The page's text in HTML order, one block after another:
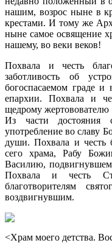
нашим, возрос ныне в
крестами. И тому же
ныне самое освящение
нашему, во веки веков!
Похвала и честь
заботливость об
богоспасаемом граде и
епархии. Похвала и
щедрому
Из части достояния
употребление во славу
души. Похвала и честь
сего храма, Рабу
Василию,
Похвала и честь
благотворителям
воздвигнувшим.
<Храм моего детства.